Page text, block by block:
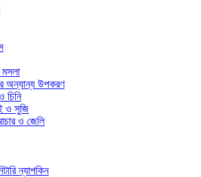
মসলা
অন্যান্য উপকরণ
চিনি
ও সুজি
ও জেলি
ন্যাপকিন